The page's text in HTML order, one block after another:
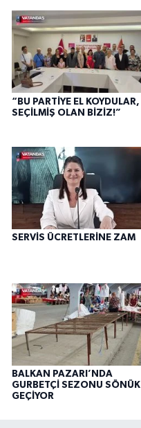
“BU PARTİYE EL KOYDULAR,
SEÇİLMİŞ OLAN BİZİZ!”
SERVİS ÜCRETLERİNE ZAM
BALKAN PAZARI’NDA
GURBETÇİ SEZONU SÖNÜK
GEÇİYOR